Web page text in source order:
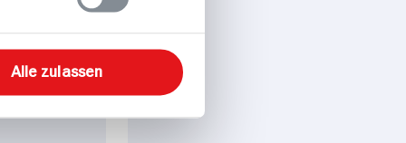
Alle zulassen
mit
Bratäpfel